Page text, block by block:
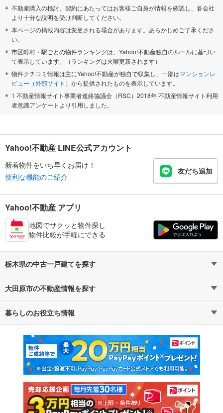
不動産購入の検討、契約にあたってはお客様ご自身が情報を確認し、各会社
より十分な説明を受け判断してください。
本ページの掲載内容は変更される場合があります。あらかじめご了承くださ
い。
市区町村・駅ごとの物件ランキングは、Yahoo!不動産独自のルールに基づい
て表示しています。（ランキングは火曜更新されます）
物件クチコミ情報は主にYahoo!不動産が独自で収集し、一部はマンションレ
ビュー（外部サイト） から提供されたものを表示しています。
1 不動産情報サイト事業者連絡協議会（RSC）2018年 不動産情報サイト利用
者意識アンケートより引用しました。
Yahoo!不動産 LINE公式アカウント
新着物件をいち早くお届け！
便利な機能のご紹介
友だち追加
Yahoo!不動産 アプリ
地図でサクッと物件探し
物件比較が手軽にできる
栃木県の中古一戸建てを探す
路線・駅から探す
通勤・通学時間から探す
大田原市の不動産情報を探す
不動産・住宅
新築マンション 中古マンション
新築一戸建て 中古一戸建て
注文住宅 土地
暮らしのお役立ち情報
マンションカタログ 教えて！住まいの先生